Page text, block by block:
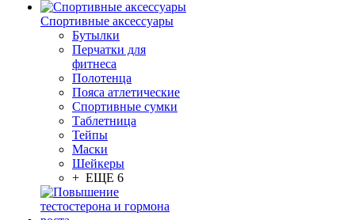
Спортивные аксессуары
Бутылки
Перчатки для
фитнеса
Полотенца
Пояса атлетические
Спортивные сумки
Таблетница
Тейпы
Маски
Шейкеры
+ ЕЩЕ 6